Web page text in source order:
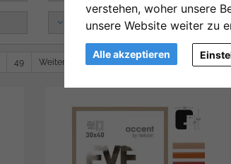
verstehen, woher unsere
unsere Website weiter zu
Alle akzeptieren
Merkmal
49 Weiter →